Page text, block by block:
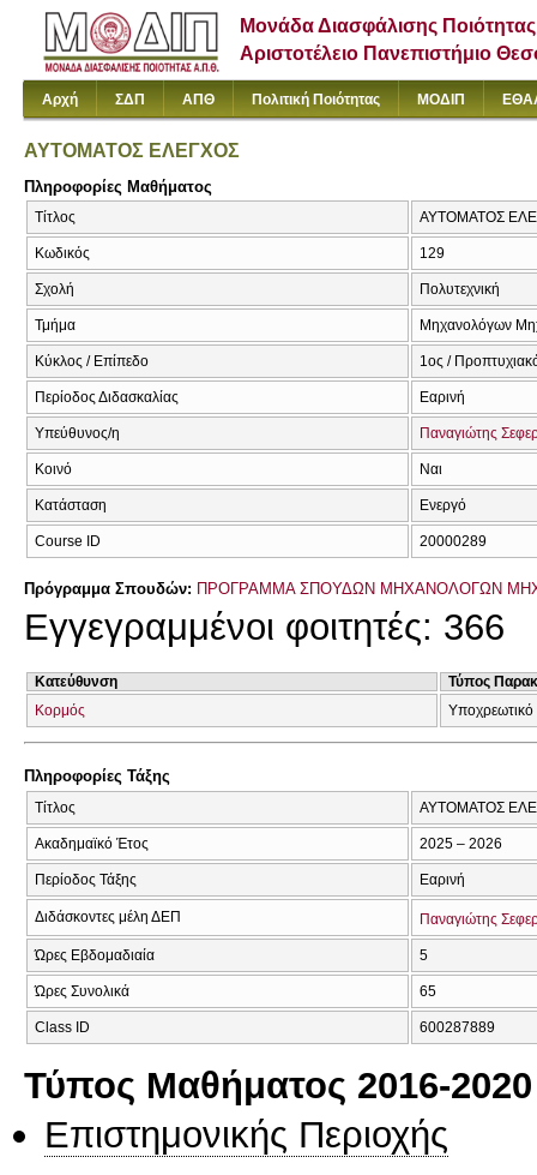
Μονάδα Διασφάλισης Ποιότητας
Αριστοτέλειο Πανεπιστήμιο
Αρχή ΣΔΠ ΑΠΘ Πολιτική Ποιότητας ΜΟΔΙΠ
ΑΥΤΟΜΑΤΟΣ ΕΛΕΓΧΟΣ
Πληροφορίες Μαθήματος
Τίτλος ΑΥΤΟΜΑΤΟΣ
Κωδικός 129
Σχολή Πολυτεχνική
Τμήμα Μηχανολόγων
Κύκλος / Επίπεδο 1ος /
Περίοδος Διδασκαλίας Εαρινή
Υπεύθυνος/η Παναγιώτης
Κοινό Ναι
Κατάσταση Ενεργό
Course ID 20000289
Πρόγραμμα Σπουδών: ΠΡΟΓΡΑΜΜΑ ΣΠΟΥΔΩΝ ΜΗΧΑΝΟΛΟΓΩΝ
Εγγεγραμμένοι φοιτητές: 366
Κατεύθυνση
Τύπος
Κορμός
Υποχρεωτικό
Πληροφορίες Τάξης
Τίτλος ΑΥΤΟΜΑΤΟΣ
Ακαδημαϊκό Έτος 2025 – 2026
Περίοδος Τάξης Εαρινή
Διδάσκοντες μέλη ΔΕΠ Παναγιώτης
Ώρες Εβδομαδιαία 5
Ώρες Συνολικά 65
Class ID 600287889
Τύπος Μαθήματος 2016-2020
Επιστημονικής Περιοχής